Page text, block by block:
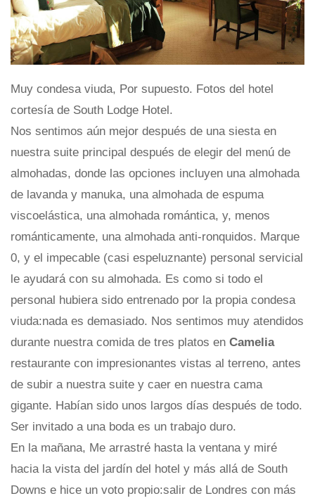
Muy condesa viuda, Por supuesto. Fotos del hotel
cortesía de South Lodge Hotel.
Nos sentimos aún mejor después de una siesta en
nuestra suite principal después de elegir del menú de
almohadas, donde las opciones incluyen una almohada
de lavanda y manuka, una almohada de espuma
viscoelástica, una almohada romántica, y, menos
románticamente, una almohada anti-ronquidos. Marque
0, y el impecable (casi espeluznante) personal servicial
le ayudará con su almohada. Es como si todo el
personal hubiera sido entrenado por la propia condesa
viuda:nada es demasiado. Nos sentimos muy atendidos
durante nuestra comida de tres platos en Camelia
restaurante con impresionantes vistas al terreno, antes
de subir a nuestra suite y caer en nuestra cama
gigante. Habían sido unos largos días después de todo.
Ser invitado a una boda es un trabajo duro.
En la mañana, Me arrastré hasta la ventana y miré
hacia la vista del jardín del hotel y más allá de South
Downs e hice un voto propio:salir de Londres con más